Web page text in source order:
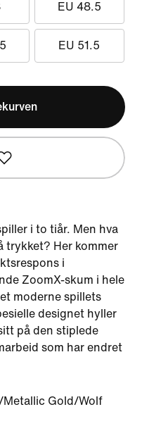
EU 48.5
EU 51.5
i to tiår. Men hva
trykket? Her kommer
i
ZoomX-skum i hele
moderne spillets
designet hyller
på den stiplede
som har endret
Metallic Gold/Wolf